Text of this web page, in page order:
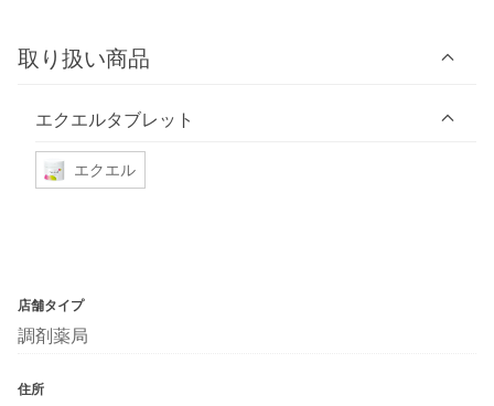
取り扱い商品
エクエルタブレット
エクエル
店舗タイプ
調剤薬局
住所